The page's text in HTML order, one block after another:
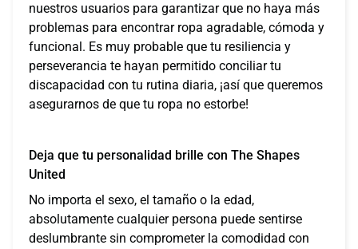
nuestros usuarios para garantizar que no haya más
problemas para encontrar ropa agradable, cómoda y
funcional. Es muy probable que tu resiliencia y
perseverancia te hayan permitido conciliar tu
discapacidad con tu rutina diaria, ¡así que queremos
asegurarnos de que tu ropa no estorbe!
Deja que tu personalidad brille con The Shapes
United
No importa el sexo, el tamaño o la edad,
absolutamente cualquier persona puede sentirse
deslumbrante sin comprometer la comodidad con